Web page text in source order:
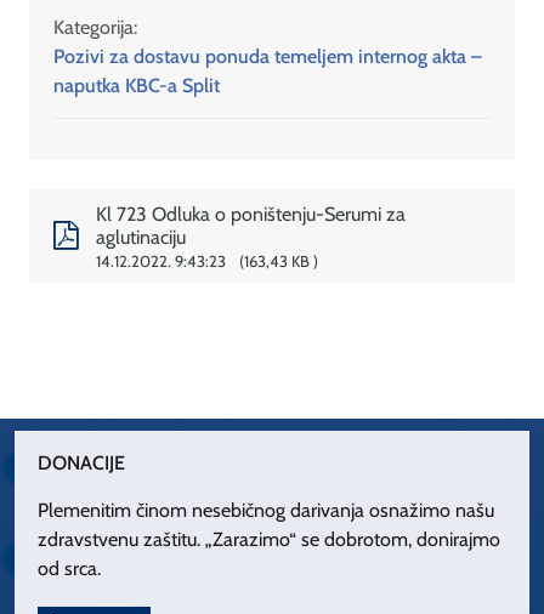
Kategorija:
Pozivi za dostavu ponuda temeljem internog akta –
naputka KBC-a Split
Kl 723 Odluka o poništenju-Serumi za
aglutinaciju
14.12.2022. 9:43:23 163,43 KB
DONACIJE
Plemenitim činom nesebičnog darivanja osnažimo našu
zdravstvenu zaštitu. „Zarazimo“ se dobrotom, donirajmo
od srca.